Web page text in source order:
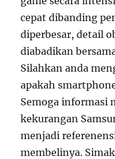
cepat dibanding
diperbesar, detail
diabadikan
Silahkan anda
apakah
Semoga informasi
kekurangan
menjadi
membelinya.